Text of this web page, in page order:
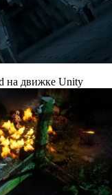
на движке Unity